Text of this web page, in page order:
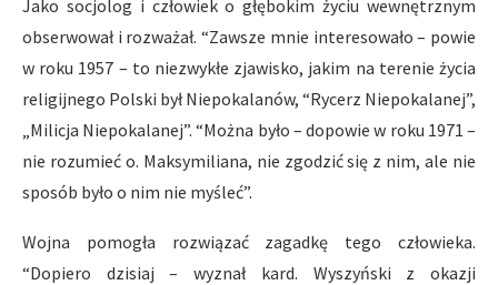
Jako socjolog i człowiek o głębokim życiu wewnętrznym
obserwował i rozważał. “Zawsze mnie interesowało – powie
w roku 1957 – to niezwykłe zjawisko, jakim na terenie życia
religijnego Polski był Niepokalanów, “Rycerz Niepokalanej”,
„Milicja Niepokalanej”. “Można było – dopowie w roku 1971 –
nie rozumieć o. Maksymiliana, nie zgodzić się z nim, ale nie
sposób było o nim nie myśleć”.
Wojna pomogła rozwiązać zagadkę tego człowieka.
“Dopiero dzisiaj – wyznał kard. Wyszyński z okazji